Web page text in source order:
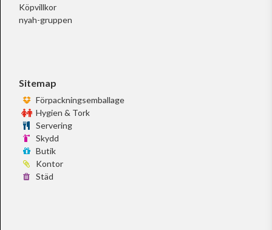
Köpvillkor
nyah-gruppen
Sitemap
Förpackningsemballage
Hygien & Tork
Servering
Skydd
Butik
Kontor
Städ